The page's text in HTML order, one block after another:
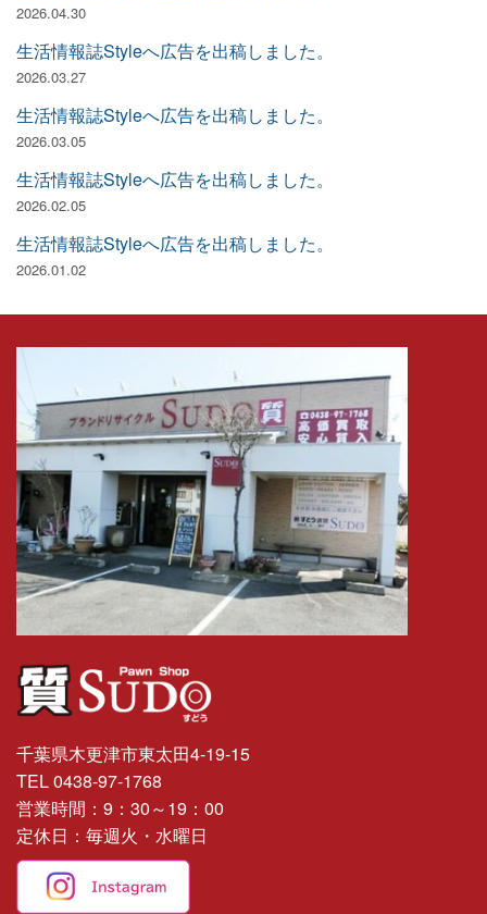
2026.04.30
生活情報誌Styleへ広告を出稿しました。
2026.03.27
生活情報誌Styleへ広告を出稿しました。
2026.03.05
生活情報誌Styleへ広告を出稿しました。
2026.02.05
生活情報誌Styleへ広告を出稿しました。
2026.01.02
質
SUDO
千葉県木更津市東太田4-19-15
TEL 0438-97-1768
営業時間：9：30～19：00
定休日：毎週火・水曜日